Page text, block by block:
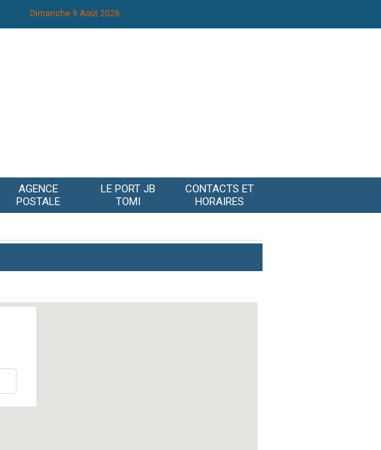
Dimanche 9 Août 2026
AGENCE
POSTALE
LE PORT JB
TOMI
CONTACTS ET
HORAIRES